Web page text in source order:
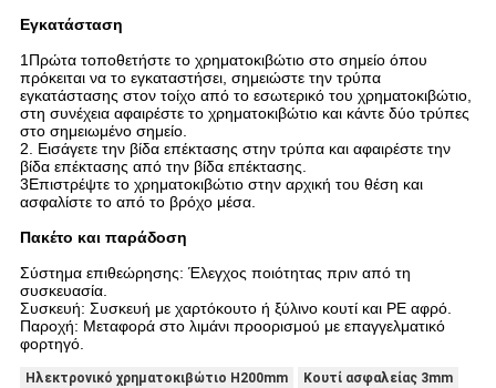
Εγκατάσταση
1Πρώτα τοποθετήστε το χρηματοκιβώτιο στο σημείο όπου
πρόκειται να το εγκαταστήσει, σημειώστε την τρύπα
εγκατάστασης στον τοίχο από το εσωτερικό του χρηματοκιβώτιο,
στη συνέχεια αφαιρέστε το χρηματοκιβώτιο και κάντε δύο τρύπες
στο σημειωμένο σημείο.
2. Εισάγετε την βίδα επέκτασης στην τρύπα και αφαιρέστε την
βίδα επέκτασης από την βίδα επέκτασης.
3Επιστρέψτε το χρηματοκιβώτιο στην αρχική του θέση και
ασφαλίστε το από το βρόχο μέσα.
Πακέτο και παράδοση
Σύστημα επιθεώρησης: Έλεγχος ποιότητας πριν από τη
συσκευασία.
Συσκευή: Συσκευή με χαρτόκουτο ή ξύλινο κουτί και PE αφρό.
Παροχή: Μεταφορά στο λιμάνι προορισμού με επαγγελματικό
φορτηγό.
Ηλεκτρονικό χρηματοκιβώτιο H200mm
Κουτί ασφαλείας 3mm